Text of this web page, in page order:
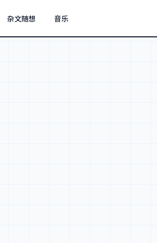
杂文随想 音乐